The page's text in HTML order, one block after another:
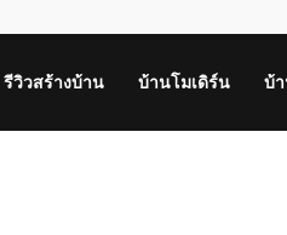
รีวิวสร้างบ้าน บ้านโมเดิร์น บ้